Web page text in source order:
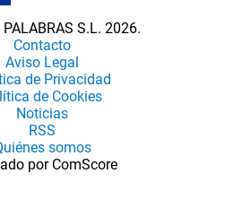
S.L. 2026.
Contacto
Aviso Legal
de Privacidad
de Cookies
Noticias
RSS
somos
por ComScore